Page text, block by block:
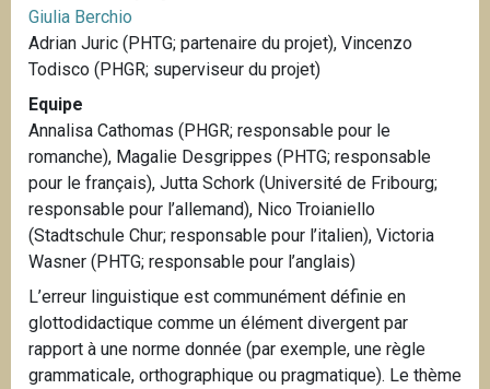
Giulia Berchio
Adrian Juric (PHTG; partenaire du projet), Vincenzo
Todisco (PHGR; superviseur du projet)
Equipe
Annalisa Cathomas (PHGR; responsable pour le
romanche), Magalie Desgrippes (PHTG; responsable
pour le français), Jutta Schork (Université de Fribourg;
responsable pour l’allemand), Nico Troianiello
(Stadtschule Chur; responsable pour l’italien), Victoria
Wasner (PHTG; responsable pour l’anglais)
L’erreur linguistique est communément définie en
glottodidactique comme un élément divergent par
rapport à une norme donnée (par exemple, une règle
grammaticale, orthographique ou pragmatique). Le thème